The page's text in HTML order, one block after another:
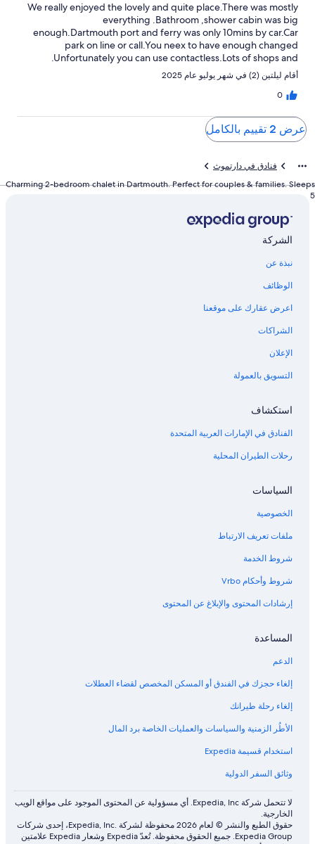
We really enjoyed the lovely and quite place.There was mostly
everything .Bathroom ,shower cabin was big
enough.Dartmouth port and ferry was only 10mins by car.Car
park on line or call.You neex to have enough changed
.Unfortunately you can use contactless.Lots of shops and
Restaurant aroundPlace is big enough for a family.The only bunk
bed can be change for a double or a normal bunk bed.We
spends a lively family time.Thank you
أقام ليلتين (2) في شهر يوليو عام 2025
0
عرض 2 تقييم بالكامل
فنادق في دارتموث
Charming 2-bedroom chalet in Dartmouth. Perfect for couples & families. Sleeps
5
الشركة
نبذة عن
الوظائف
اعرض عقارك على موقعنا
الشراكات
الإعلان
التسويق بالعمولة
استكشاف
الفنادق في الإمارات العربية المتحدة
رحلات الطيران المحلية
السياسات
الخصوصية
ملفات تعريف الارتباط
شروط الخدمة
شروط وأحكام Vrbo
إرشادات المحتوى والإبلاغ عن المحتوى
المساعدة
الدعم
إلغاء حجزك في الفندق أو المسكن المخصص لقضاء العطلات
إلغاء رحلة طيرانك
الأطُر الزمنية والسياسات والعمليات الخاصة برد المال
استخدام قسيمة Expedia
وثائق السفر الدولية
لا تتحمل شركة Expedia, Inc. أي مسؤولية عن المحتوى الموجود على مواقع الويب
الخارجية.
حقوق الطبع والنشر © لعام 2026 محفوظة لشركة .Expedia, Inc، إحدى شركات
Expedia Group. جميع الحقوق محفوظة. تُعدّ Expedia وشعار Expedia علامتين